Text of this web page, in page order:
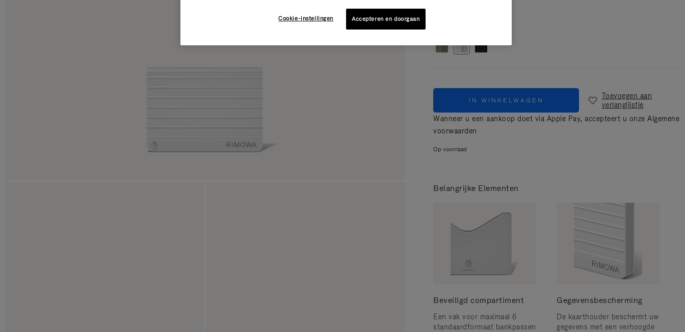
IN WINKELWAGEN
Toevoegen aan
verlanglijstje
Wanneer u een aankoop doet via Apple Pay, accepteert u onze Algemene
voorwaarden
Op voorraad
Belangrijke Elementen
Beveiligd compartiment
Een vak voor maximaal 6
standaardformaat bankpassen
Gegevensbescherming
De kaarthouder beschermt uw
gegevens met een verhoogde
Cookie-instellingen Accepteren en doorgaan